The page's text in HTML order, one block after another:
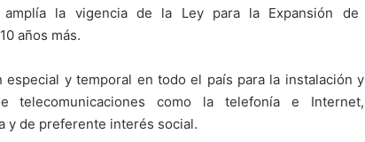
la vigencia de la Ley para la Expansión de
años más.
y temporal en todo el país para la instalación y
telecomunicaciones como la telefonía e Internet,
y de preferente interés social.